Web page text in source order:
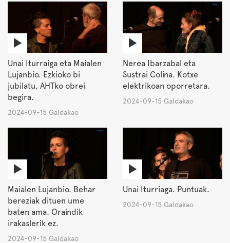
Unai Iturraiga eta Maialen
Lujanbio. Ezkioko bi
jubilatu, AHTko obrei
begira.
2024-09-15 Galdakao
Nerea Ibarzabal eta
Sustrai Colina. Kotxe
elektrikoan oporretara.
2024-09-15 Galdakao
Maialen Lujanbio. Behar
bereziak dituen ume
baten ama. Oraindik
irakaslerik ez.
2024-09-15 Galdakao
Unai Iturriaga. Puntuak.
2024-09-15 Galdakao